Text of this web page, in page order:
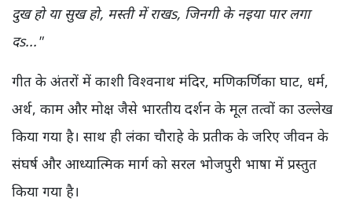
दुख हो या सुख हो, मस्ती में राखs, जिनगी के नइया पार लगा
दs..."
गीत के अंतरों में काशी विश्वनाथ मंदिर, मणिकर्णिका घाट, धर्म,
अर्थ, काम और मोक्ष जैसे भारतीय दर्शन के मूल तत्वों का उल्लेख
किया गया है। साथ ही लंका चौराहे के प्रतीक के जरिए जीवन के
संघर्ष और आध्यात्मिक मार्ग को सरल भोजपुरी भाषा में प्रस्तुत
किया गया है।